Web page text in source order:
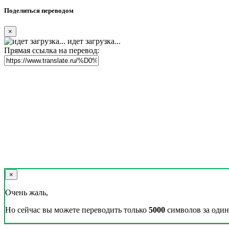
Поделиться переводом
×
идет загрузка...
Прямая ссылка на перевод:
×
Очень жаль,
Но сейчас вы можете переводить только 5000 символов за